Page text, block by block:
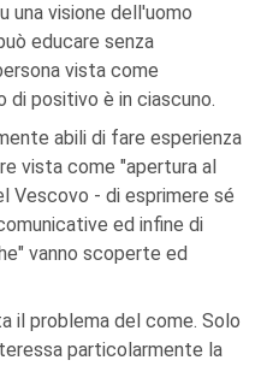
una visione dell'uomo
educare senza
vista come
di positivo è in ciascuno.
abili di fare esperienza
vista come "apertura al
Vescovo - di esprimere sé
ed infine di
vanno scoperte ed
il problema del come. Solo
particolarmente la